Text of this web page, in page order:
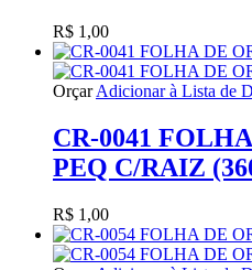
R$ 1,00
Orçar Adicionar à Lista de
CR-0041
PEQ C/RAIZ
R$ 1,00